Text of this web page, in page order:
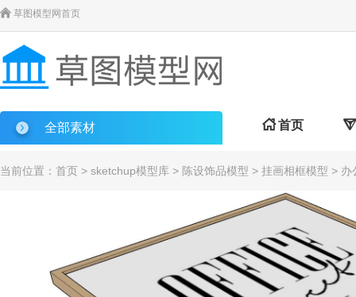
 草图模型网首页
全部素材 首页 
当前位置： 首页 > sketchup模型库 > 陈设饰品模型 > 挂画相框模型 > 办